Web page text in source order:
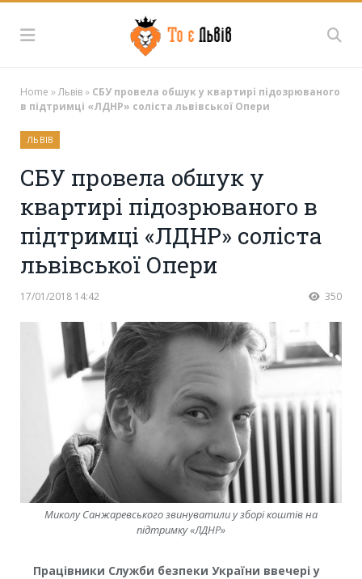
Home »Львів» СБУ провела обшук у квартирі підозрюваного
в підтримці «ЛДНР» соліста львівської Опери
ЛЬВІВ
СБУ провела обшук у
квартирі підозрюваного в
підтримці «ЛДНР» соліста
львівської Опери
17/01/2018 14:42 350
Миколу Санжаревського звинуватили у зборі коштів на
підтримку «ЛДНР»
Працівники Служби безпеки України ввечері у